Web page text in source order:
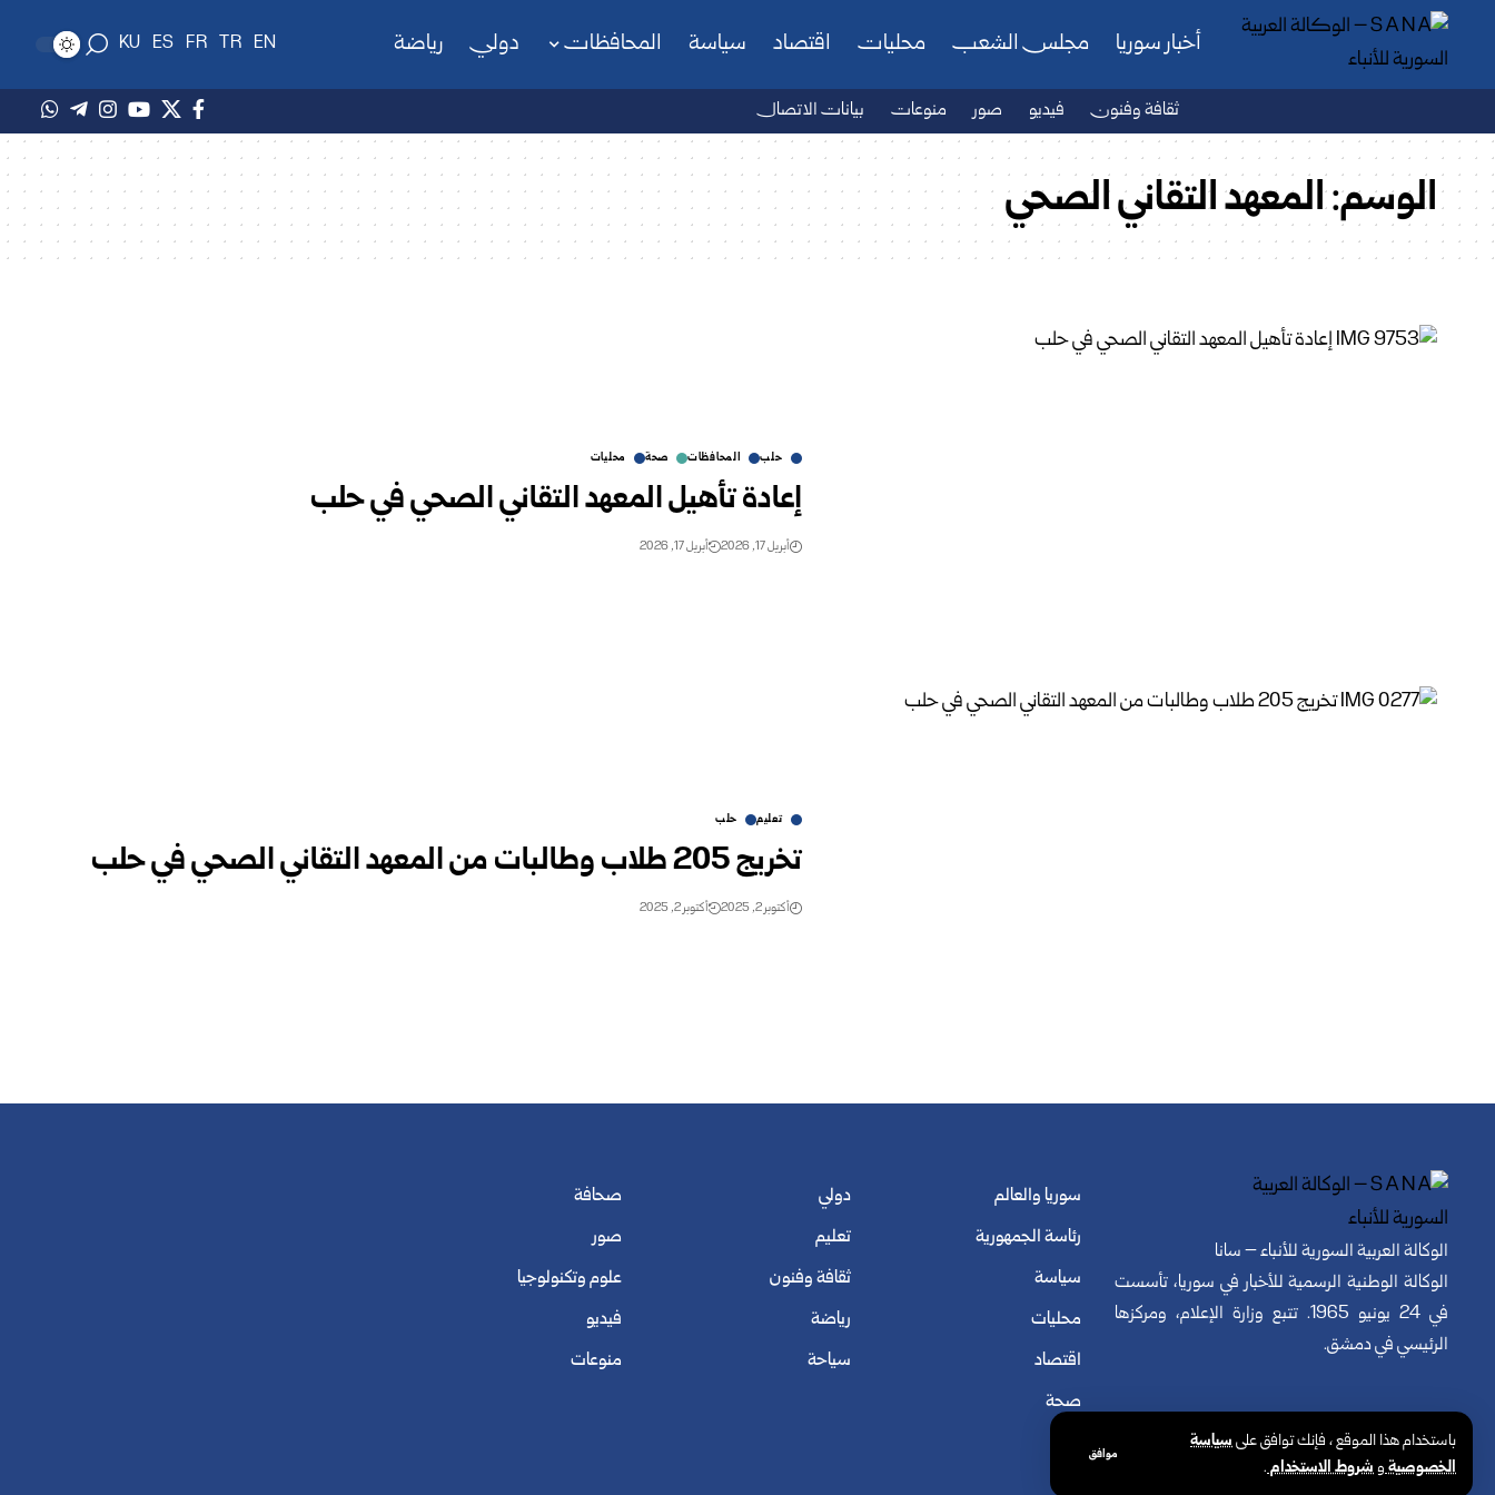
باستخدام هذا الموقع ، فإنك توافق علىسياسة
الخصوصيةوشروط الاستخدام.
موافق
أخبار سوريا مجلس الشعب محليات اقتصاد سياسة المحافظات دولي رياضة EN
TR
FR
ES
KU
ثقافة وفنون فيديو صور منوعات بيانات الاتصال
الوسم:المعهد التقاني الصحي
حلب المحافظات صحة محليات
إعادة تأهيل المعهد التقاني الصحي في حلب
أبريل 17, 2026 أبريل 17, 2026
تعليم حلب
تخريج 205 طلاب وطالبات من المعهد التقاني الصحي في حلب
أكتوبر 2, 2025 أكتوبر 2, 2025
الوكالة العربية السورية للأنباء – سانا
الوكالة الوطنية الرسمية للأخبار في سوريا، تأسست
في 24 يونيو 1965. تتبع وزارة الإعلام، ومركزها
الرئيسي في دمشق.
سوريا والعالم
رئاسة الجمهورية
سياسة
محليات
اقتصاد
صحة
دولي
تعليم
ثقافة وفنون
رياضة
سياحة
صحافة
صور
علوم وتكنولوجيا
فيديو
منوعات